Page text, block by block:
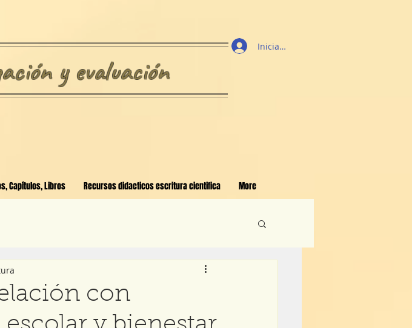
y evaluación
Iniciar sesión
Capítulos, Libros Recursos didacticos escritura cientifica More
con